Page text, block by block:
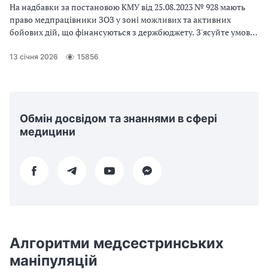
На надбавки за постановою КМУ від 25.08.2023 № 928 мають
право медпрацівники ЗОЗ у зоні можливих та активних
бойових дій, що фінансуються з держбюджету. З'ясуйте умови
13 січня 2026 15856
Обмін досвідом та знаннями в сфері
медицини
Алгоритми медсестринських
маніпуляцій